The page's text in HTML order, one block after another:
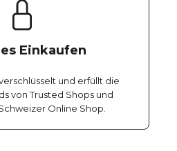
Einkaufen
und erfüllt die
von Trusted Shops und
Online Shop.